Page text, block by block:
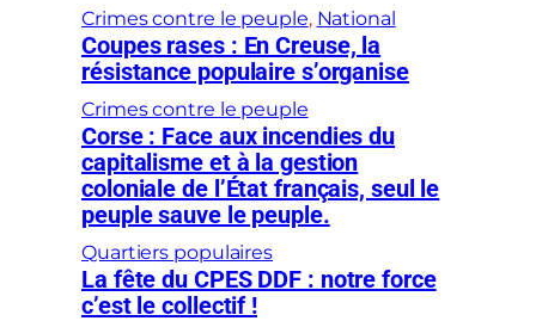
Crimes contre le peuple, National
Coupes rases : En Creuse, la
résistance populaire s’organise
Crimes contre le peuple
Corse : Face aux incendies du
capitalisme et à la gestion
coloniale de l’État français, seul le
peuple sauve le peuple.
Quartiers populaires
La fête du CPES DDF : notre force
c’est le collectif !